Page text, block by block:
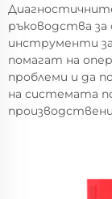
ръководства
инструменти
помагат на
проблеми и да
на системата